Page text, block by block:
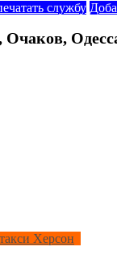
службу
Очаков,
такси Херсон